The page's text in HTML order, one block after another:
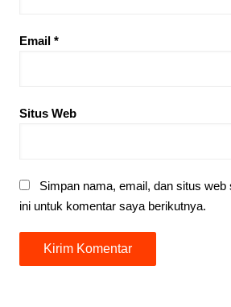
Email *
Situs Web
Simpan nama, email, dan situs
ini untuk komentar saya berikutnya.